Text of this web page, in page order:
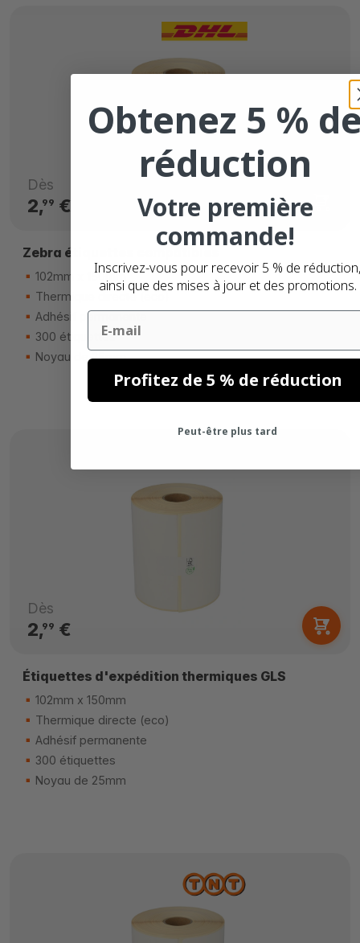
Dès
2,99 €
Zebra étiquettes compatibles
102mm x 150mm
Thermique directe (eco)
Adhésif permanente
300 étiquettes
Noyau de 25mm
Dès
2,99 €
Étiquettes d'expédition thermiques GLS
102mm x 150mm
Thermique directe (eco)
Adhésif permanente
300 étiquettes
Noyau de 25mm
Obtenez 5 %
réduction
Votre première
commande!
Inscrivez-vous pour recevoir 5 % de
ainsi que des mises à jour et des promotions.
Email
Profitez de 5 % de réduction
Peut-être plus tard